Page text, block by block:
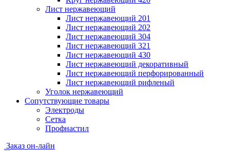
Лист нержавеющий
Лист нержавеющий 201
Лист нержавеющий 202
Лист нержавеющий 304
Лист нержавеющий 321
Лист нержавеющий 430
Лист нержавеющий декоративный
Лист нержавеющий перфорированный
Лист нержавеющий рифленый
Уголок нержавеющий
Cопутствующие товары
Электроды
Сетка
Профнастил
Заказ он-лайн